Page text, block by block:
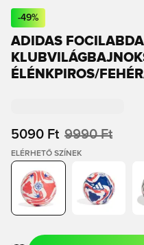
-49%
ADIDAS
ÉLÉNKPIROS/
5090 Ft 9990 Ft
ELÉRHETŐ SZÍNEK